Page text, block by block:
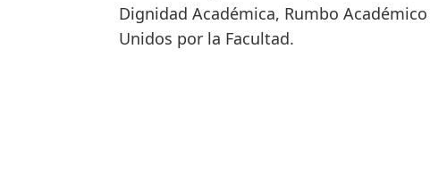
Dignidad Académica, Rumbo
Unidos por la Facultad.